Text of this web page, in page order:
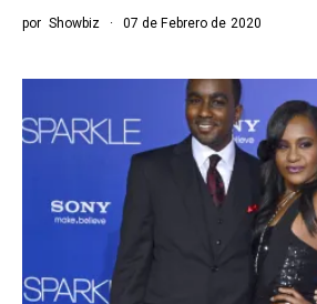
por Showbiz 07 de Febrero de 2020